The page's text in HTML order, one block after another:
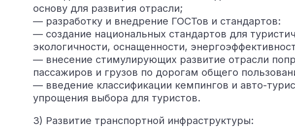
основу для развития отрасли;
— разработку и внедрение ГОСТов и стандартов:
— создание национальных стандартов для
экологичности, оснащенности,
— внесение стимулирующих развитие отрасли
пассажиров и грузов по дорогам общего
— введение классификации кемпингов и авто-
упрощения выбора для туристов.
3) Развитие транспортной инфраструктуры: